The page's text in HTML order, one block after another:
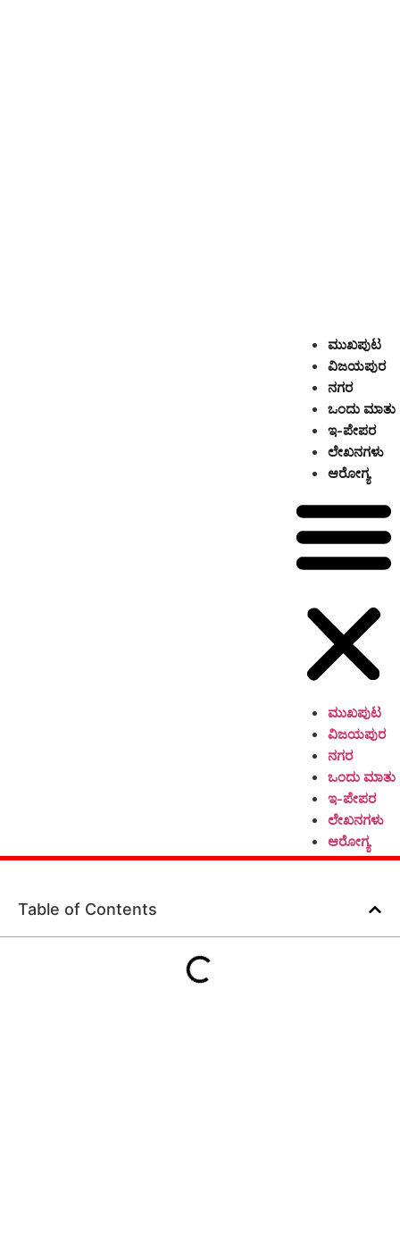
ಮುಖಪುಟ
ವಿಜಯಪುರ
ನಗರ
ಒಂದು ಮಾತು
ಇ-ಪೇಪರ
ಲೇಖನಗಳು
ಆರೋಗ್ಯ
ಮುಖಪುಟ
ವಿಜಯಪುರ
ನಗರ
ಒಂದು ಮಾತು
ಇ-ಪೇಪರ
ಲೇಖನಗಳು
ಆರೋಗ್ಯ
Table of Contents